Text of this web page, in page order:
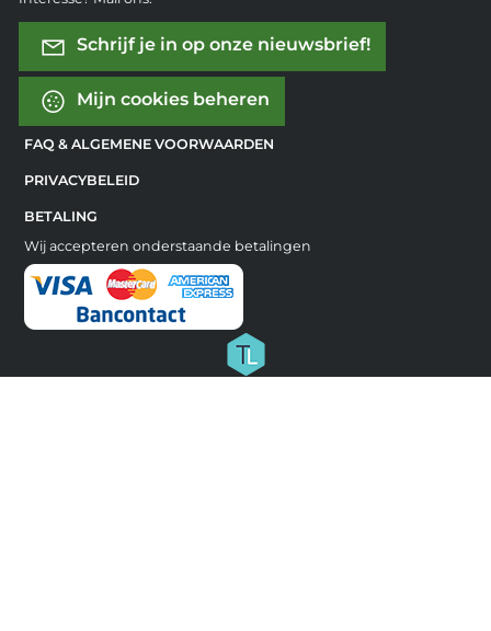
Schrijf je in op onze nieuwsbrief!
Mijn cookies beheren
FAQ & ALGEMENE VOORWAARDEN
PRIVACYBELEID
BETALING
Wij accepteren onderstaande betalingen